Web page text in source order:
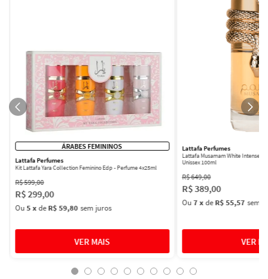
ÁRABES FEMININOS
Lattafa Perfumes
Kit Lattafa Yara Collection Feminino Edp - Perfume 4x25ml
R$599,00
R$299,00
Ou5 xdeR$ 59,80 sem juros
Lattafa Perfumes
Lattafa Musamam White Intense
Unissex 100ml
R$649,00
R$389,00
Ou7xdeR$ 55,57 sem